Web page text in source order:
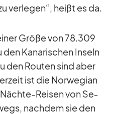
ver­le­gen“, heißt es da.
Größe von 78.309
den Ka­na­ri­schen In­seln
den Rou­ten sind aber
ist die Nor­we­gian
Rei­sen von Se­
nach­dem sie den